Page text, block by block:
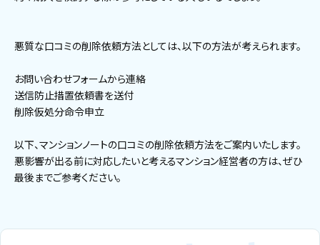
悪質な口コミの削除依頼方法としては、以下の方法が考えられます。
お問い合わせフォームから連絡
送信防止措置依頼書を送付
削除仮処分命令申立
以下、マンションノートの口コミの削除依頼方法をご案内いたします。
悪影響が出る前に対応したいと考えるマンション経営者の方は、ぜひ
最後までご参考ください。